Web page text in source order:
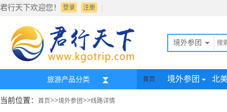
君行天下欢迎您！ 登录 |
注册
境外参团
旅游产品分类 首页 境外参团 北
当前位置： 首页>>境外参团>>线路详情